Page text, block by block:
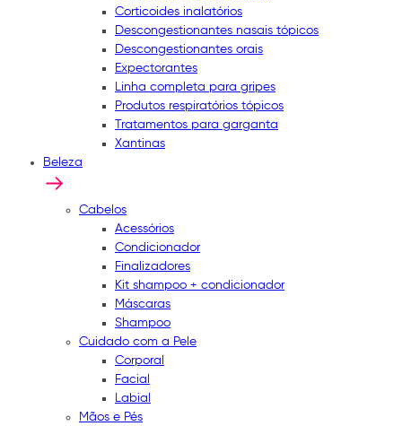
Corticoides inalatórios
Descongestionantes nasais tópicos
Descongestionantes orais
Expectorantes
Linha completa para gripes
Produtos respiratórios tópicos
Tratamentos para garganta
Xantinas
Beleza
Cabelos
Acessórios
Condicionador
Finalizadores
Kit shampoo + condicionador
Máscaras
Shampoo
Cuidado com a Pele
Corporal
Facial
Labial
Mãos e Pés